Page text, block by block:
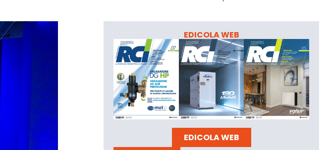
EDICOLA WEB
EDICOLA WEB